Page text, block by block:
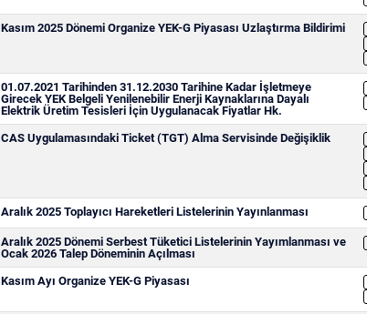
Kasım 2025 Dönemi Organize YEK-G Piyasası Uzlaştırma Bildirimi
01.07.2021 Tarihinden 31.12.2030 Tarihine Kadar İşletmeye
Girecek YEK Belgeli Yenilenebilir Enerji Kaynaklarına Dayalı
Elektrik Üretim Tesisleri İçin Uygulanacak Fiyatlar Hk.
CAS Uygulamasındaki Ticket (TGT) Alma Servisinde Değişiklik
Aralık 2025 Toplayıcı Hareketleri Listelerinin Yayınlanması
Aralık 2025 Dönemi Serbest Tüketici Listelerinin Yayımlanması ve
Ocak 2026 Talep Döneminin Açılması
Kasım Ayı Organize YEK-G Piyasası